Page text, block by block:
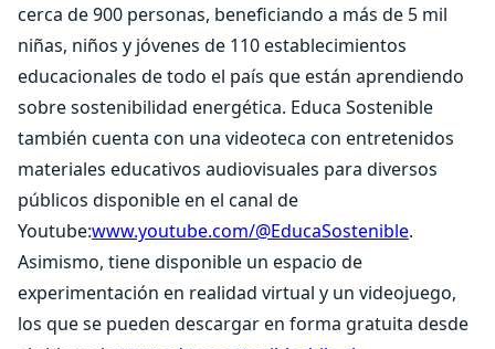
cerca de 900 personas, beneficiando a más de 5 mil
niñas, niños y jóvenes de 110 establecimientos
educacionales de todo el país que están aprendiendo
sobre sostenibilidad energética. Educa Sostenible
también cuenta con una videoteca con entretenidos
materiales educativos audiovisuales para diversos
públicos disponible en el canal de
Youtube:www.youtube.com/@EducaSostenible.
Asimismo, tiene disponible un espacio de
experimentación en realidad virtual y un videojuego,
los que se pueden descargar en forma gratuita desde